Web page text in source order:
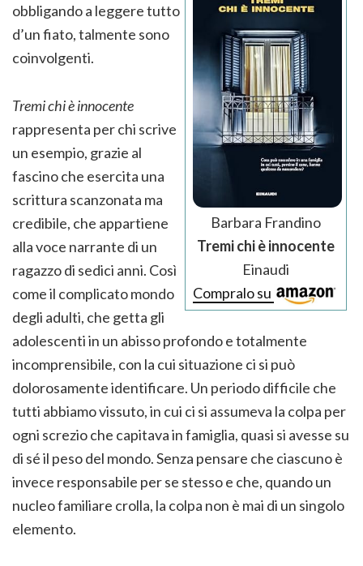
Barbara Frandino
Tremi chi è innocente
Einaudi
Compralo su
obbligando a leggere tutto
d’un fiato, talmente sono
coinvolgenti.
Tremi chi è innocente
rappresenta per chi scrive
un esempio, grazie al
fascino che esercita una
scrittura scanzonata ma
credibile, che appartiene
alla voce narrante di un
ragazzo di sedici anni. Così
come il complicato mondo
degli adulti, che getta gli
adolescenti in un abisso profondo e totalmente
incomprensibile, con la cui situazione ci si può
dolorosamente identificare. Un periodo difficile che
tutti abbiamo vissuto, in cui ci si assumeva la colpa per
ogni screzio che capitava in famiglia, quasi si avesse su
di sé il peso del mondo. Senza pensare che ciascuno è
invece responsabile per se stesso e che, quando un
nucleo familiare crolla, la colpa non è mai di un singolo
elemento.